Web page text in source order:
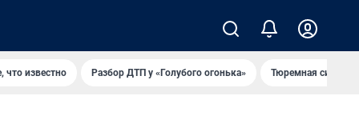
что известно Разбор ДТП у «Голубого огонька» Тюремная